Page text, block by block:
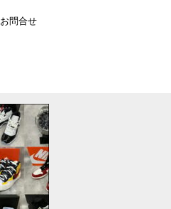
お問合せ